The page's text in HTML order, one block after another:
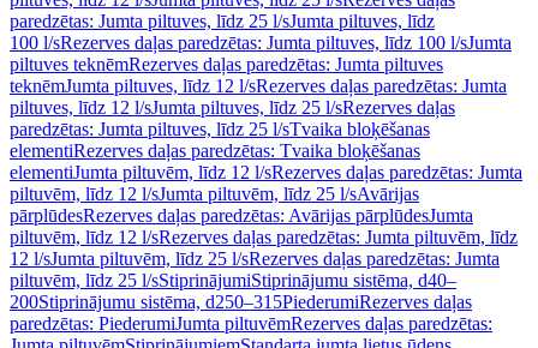
paredzētas: Jumta piltuves, līdz 25 l/sJumta piltuves, līdz
100 l/sRezerves daļas paredzētas: Jumta piltuves, līdz 100 l/sJumta
piltuves teknēmRezerves daļas paredzētas: Jumta piltuves
teknēmJumta piltuves, līdz 12 l/sRezerves daļas paredzētas: Jumta
piltuves, līdz 12 l/sJumta piltuves, līdz 25 l/sRezerves daļas
paredzētas: Jumta piltuves, līdz 25 l/sTvaika bloķēšanas
elementiRezerves daļas paredzētas: Tvaika bloķēšanas
elementiJumta piltuvēm, līdz 12 l/sRezerves daļas paredzētas: Jumta
piltuvēm, līdz 12 l/sJumta piltuvēm, līdz 25 l/sAvārijas
pārplūdesRezerves daļas paredzētas: Avārijas pārplūdesJumta
piltuvēm, līdz 12 l/sRezerves daļas paredzētas: Jumta piltuvēm, līdz
12 l/sJumta piltuvēm, līdz 25 l/sRezerves daļas paredzētas: Jumta
piltuvēm, līdz 25 l/sStiprinājumiStiprinājumu sistēma, d40–
200Stiprinājumu sistēma, d250–315PiederumiRezerves daļas
paredzētas: PiederumiJumta piltuvēmRezerves daļas paredzētas: